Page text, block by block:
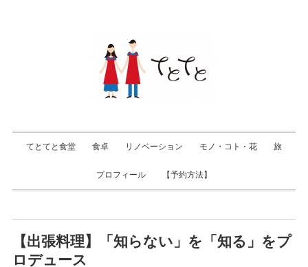
てとてと食堂 食卓 リノベーション モノ・コト・花 旅
プロフィール 【予約方法】
【出張料理】「知らない」を「知る」をプ
ロデュース